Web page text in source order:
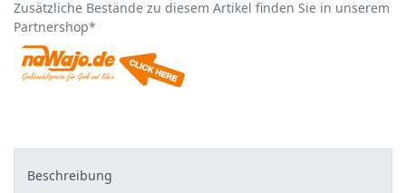
Zusätzliche Bestände zu diesem Artikel finden Sie in unserem
Partnershop*
Beschreibung